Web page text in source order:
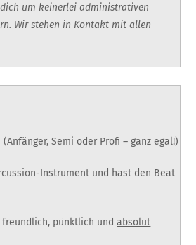
um keinerlei administrativen
Wir stehen in Kontakt mit allen
Semi oder Profi – ganz egal!)
Instrument und hast den Beat
freundlich, pünktlich undabsolut